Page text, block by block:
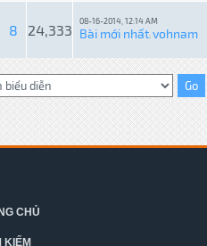
8 24,333
08-16-2014, 12:14 AM
Bài mới nhất:vohnam
CHỦ
KIẾM